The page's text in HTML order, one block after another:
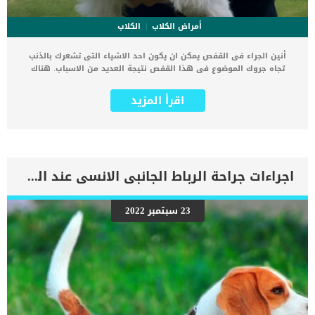
أمراض الكلاب
الكلاب
أنين الجراء فى القفص يمكن ان يكون احد الاشياء التى تشعرك بالذنب
تجاه جروك الموضوع فى هذا القفص نتيجة العديد من الاسباب. هناك
من خلال السطور التالية. يمكن ان تضع كلبك فى القفص بناء على تعليمات
الطبيب البيطرى, فيكون لدى كلبك حالة مرضية تحتاج الى الحجر الصحى
المكوث فى الاقفاص امرا اساسيا وضروريا لكلبك حتى يكبر ويكون كلب
متدرب وحسن التصرف ويتكيف مع جميع الاوضاع. اذا كيف تتعامل مع أنين
جروك فى القفص ؟ , يعتبر واحدة من أكثر أجزاء التدريب على الصناديق
إحباطًا – ومفجعة للقلب – هي عندما يئن جرو في قفصه. من المهم اتخاذ
الخطوات الصحيحة لتقليل التوتر والإحباط لك ول جروك لماذا تسمع أنين
جروك فى القفص ؟ يؤكد جميع الاطباء والباحثين فى مجال الطب البيطرى
ان أنين الجراء فى القفص هو سلوك طبيعى ولا داعى للقلق منه. كما ان
الكلاب الجديدة التي يتم وضعها […]
اقرأ المزيد
اجراءات جراحة الرباط الجانبى الانسى عند الكلاب
23 سبتمبر 2022